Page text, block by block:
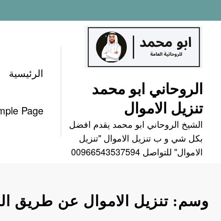
إلى
المحتوى
الروحاني ابو محمد
تنزيل الاموال
الشيخ الروحاني ابو محمد يقدم افضل
بكل شي و ب تنزيل الاموال "تنزيل
الاموال" للتواصل 00966543537594
الرئيسية
Page
وسم: تنزيل الاموال عن طريق